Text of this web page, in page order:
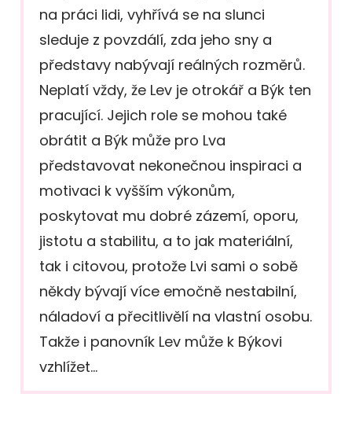
na práci lidi, vyhřívá se na slunci
sleduje z povzdálí, zda jeho sny a
představy nabývají reálných rozměrů.
Neplatí vždy, že Lev je otrokář a Býk ten
pracující. Jejich role se mohou také
obrátit a Býk může pro Lva
představovat nekonečnou inspiraci a
motivaci k vyšším výkonům,
poskytovat mu dobré zázemí, oporu,
jistotu a stabilitu, a to jak materiální,
tak i citovou, protože Lvi sami o sobě
někdy bývají více emočně nestabilní,
náladoví a přecitlivělí na vlastní osobu.
Takže i panovník Lev může k Býkovi
vzhlížet…